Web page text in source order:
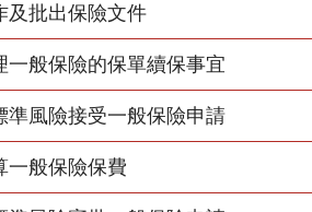
及批出保險文件
一般保險的保單續保事宜
準風險接受一般保險申請
一般保險保費